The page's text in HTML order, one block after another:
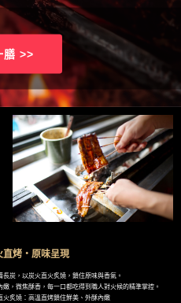
膳 >>
直烤・原味呈現
長炭，以炭火直火炙燒，鎖住原味與香氣。
嫩，微焦酥香，每一口都吃得到職人對火候的精準掌控。
火炙燒：高溫直烤鎖住鮮美、外酥內嫩